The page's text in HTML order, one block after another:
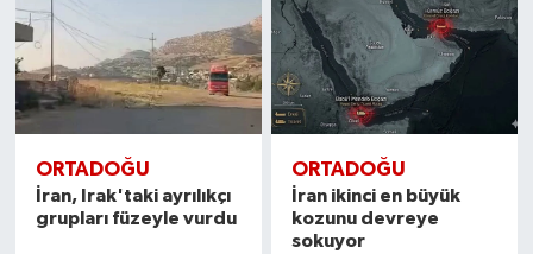
ORTADOĞU
İran, Irak'taki ayrılıkçı
grupları füzeyle vurdu
ORTADOĞU
İran ikinci en büyük
kozunu devreye
sokuyor